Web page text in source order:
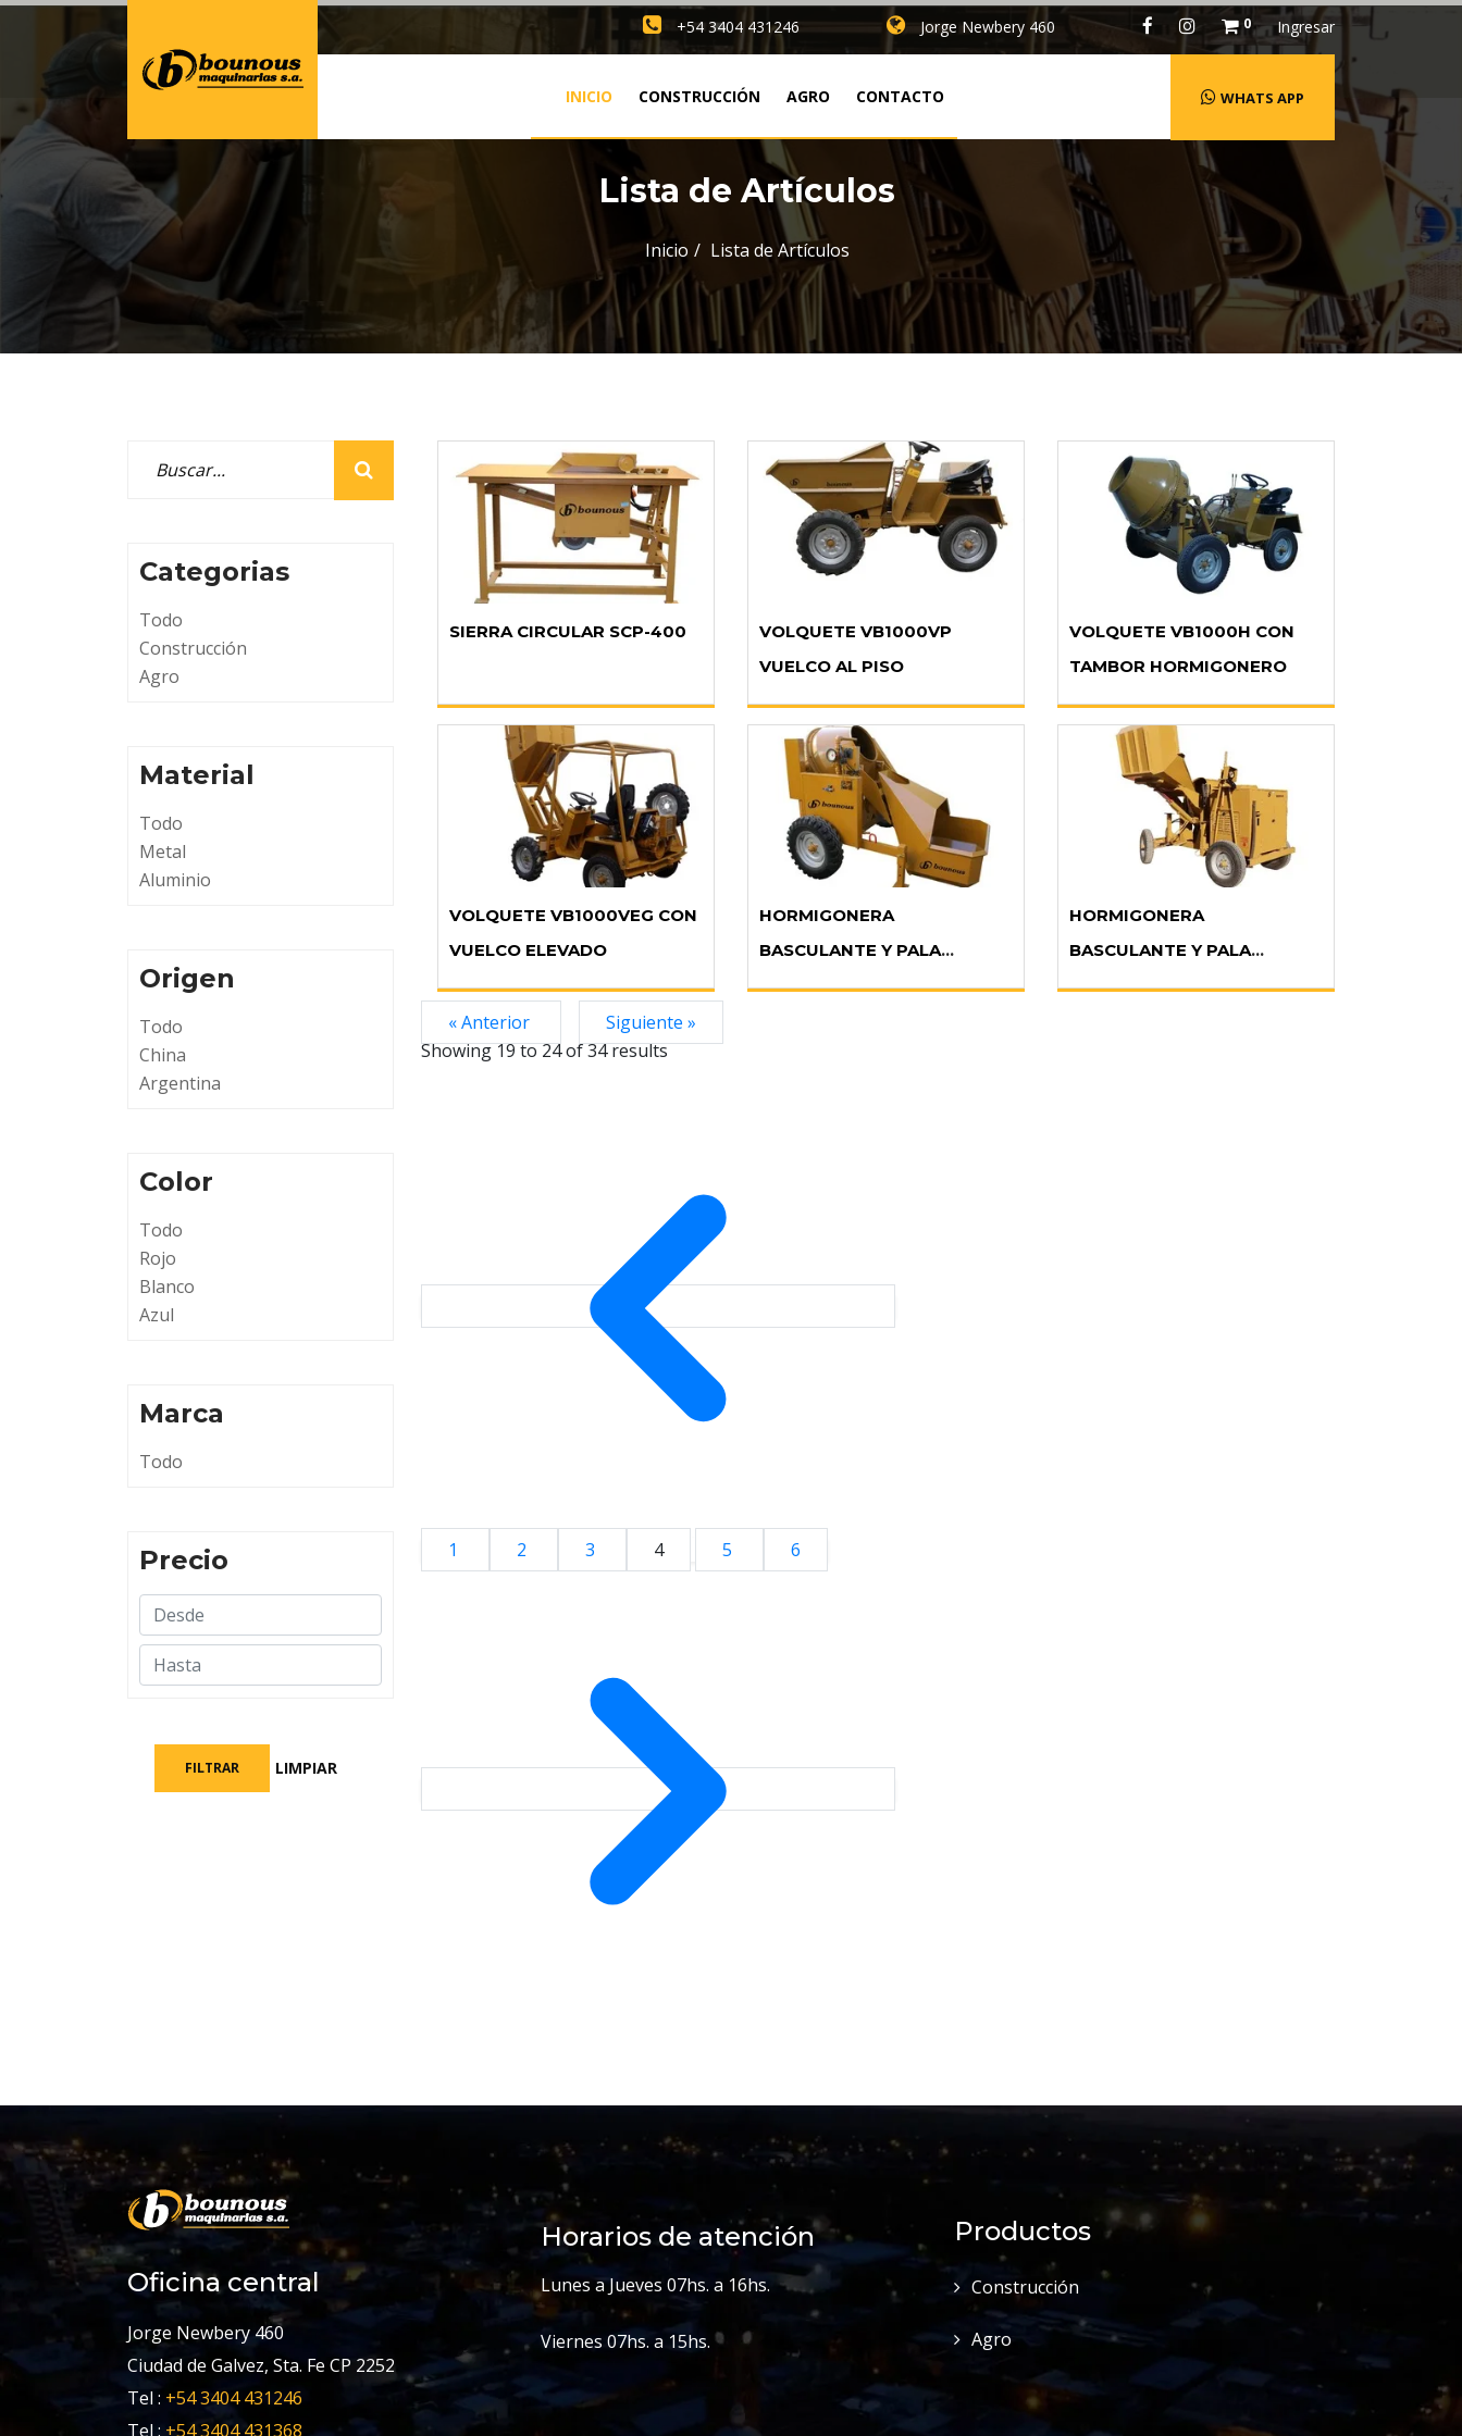
+54 3404 431246 Jorge Newbery 460 0 Ingresar
WHATS APP
INICIO CONSTRUCCIÓN AGRO CONTACTO
Lista de Artículos
Inicio Lista de Artículos
Categorias
Todo
Construcción
Agro
Material
Todo
Metal
Aluminio
Origen
Todo
China
Argentina
Color
Todo
Rojo
Blanco
Azul
Marca
Todo
Precio
FILTRAR LIMPIAR
SIERRA CIRCULAR SCP-400
VOLQUETE VB1000VP
VUELCO AL PISO
VOLQUETE VB1000H CON
TAMBOR HORMIGONERO
VOLQUETE VB1000VEG CON
VUELCO ELEVADO
HORMIGONERA
BASCULANTE Y PALA
CARGADORA HC-350H 2R
HORMIGONERA
BASCULANTE Y PALA
CARGADORA HC-350H 4R
« Anterior
Siguiente »
Showing19to24of34results
1 2 3 4 5 6
Oficina central
Jorge Newbery 460
Ciudad de Galvez, Sta. Fe CP 2252
Tel : +54 3404 431246
Tel : +54 3404 431368
Horarios de atención
Lunes a Jueves 07hs. a 16hs.
Viernes 07hs. a 15hs.
Productos
Construcción
Agro